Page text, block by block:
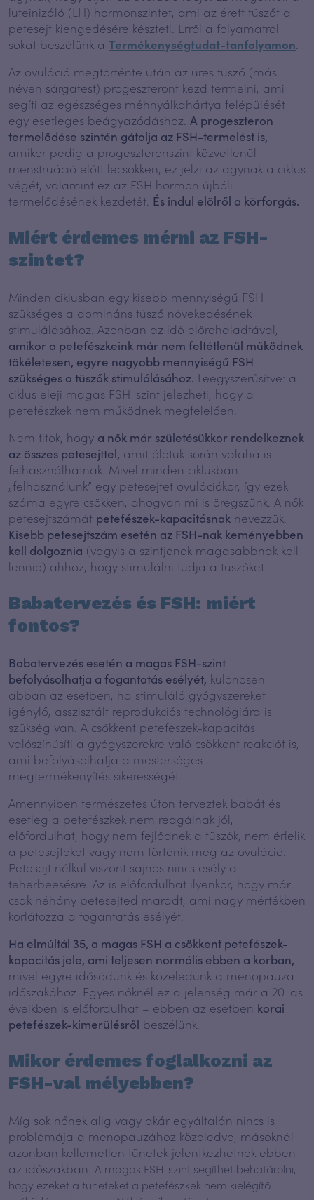
luteinizáló (LH) hormonszintet, ami az érett tüszőt a
petesejt kiengedésére készteti. Erről a folyamatról
sokat beszélünk a Termékenységtudat-tanfolyamon.
Az ovuláció megtörténte után az üres tüsző (más
néven sárgatest) progeszteront kezd termelni, ami
segíti az egészséges méhnyálkahártya felépülését
egy esetleges beágyazódáshoz. A progeszteron
termelődése szintén gátolja az FSH-termelést is,
amikor pedig a progeszteronszint közvetlenül
menstruáció előtt lecsökken, ez jelzi az agynak a ciklus
végét, valamint ez az FSH hormon újbóli
termelődésének kezdetét. És indul elölről a körforgás.
Miért érdemes mérni az FSH-
szintet?
Minden ciklusban egy kisebb mennyiségű FSH
szükséges a domináns tüsző növekedésének
stimulálásához. Azonban az idő előrehaladtával,
amikor a petefészkeink már nem feltétlenül működnek
tökéletesen, egyre nagyobb mennyiségű FSH
szükséges a tüszők stimulálásához. Leegyszerűsítve: a
ciklus eleji magas FSH-szint jelezheti, hogy a
petefészkek nem működnek megfelelően.
Nem titok, hogy a nők már születésükkor rendelkeznek
az összes petesejttel, amit életük során valaha is
felhasználhatnak. Mivel minden ciklusban
„felhasználunk” egy petesejtet ovulációkor, így ezek
száma egyre csökken, ahogyan mi is öregszünk. A nők
petesejtszámát petefészek-kapacitásnak nevezzük.
Kisebb petesejtszám esetén az FSH-nak keményebben
kell dolgoznia (vagyis a szintjének magasabbnak kell
lennie) ahhoz, hogy stimulálni tudja a tüszőket.
Babatervezés és FSH: miért
fontos?
Babatervezés esetén a magas FSH-szint
befolyásolhatja a fogantatás esélyét, különösen
abban az esetben, ha stimuláló gyógyszereket
igénylő, asszisztált reprodukciós technológiára is
szükség van. A csökkent petefészek-kapacitás
valószínűsíti a gyógyszerekre való csökkent reakciót is,
ami befolyásolhatja a mesterséges
megtermékenyítés sikerességét.
Amennyiben természetes úton terveztek babát és
esetleg a petefészkek nem reagálnak jól,
előfordulhat, hogy nem fejlődnek a tüszők, nem érlelik
a petesejteket vagy nem történik meg az ovuláció.
Petesejt nélkül viszont sajnos nincs esély a
teherbeesésre. Az is előfordulhat ilyenkor, hogy már
csak néhány petesejted maradt, ami nagy mértékben
korlátozza a fogantatás esélyét.
Ha elmúltál 35, a magas FSH a csökkent petefészek-
kapacitás jele, ami teljesen normális ebben a korban,
mivel egyre idősödünk és közeledünk a menopauza
időszakához. Egyes nőknél ez a jelenség már a 20-as
éveikben is előfordulhat – ebben az esetben korai
petefészek-kimerülésről beszélünk.
Mikor érdemes foglalkozni az
FSH-val mélyebben?
Míg sok nőnek alig vagy akár egyáltalán nincs is
problémája a menopauzához közeledve, másoknál
azonban kellemetlen tünetek jelentkezhetnek ebben
az időszakban. A magas FSH-szint segíthet behatárolni,
hogy ezeket a tüneteket a petefészkek nem kielégítő